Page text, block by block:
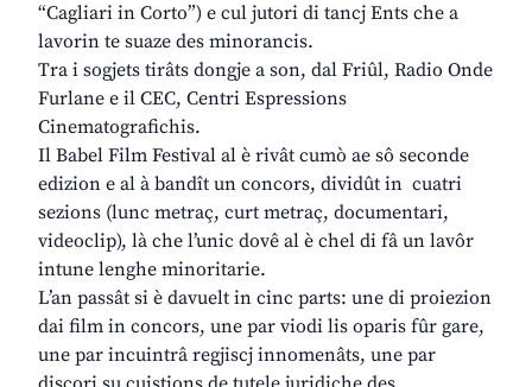
“Cagliari in Corto”) e cul jutori di tancj Ents che a
lavorin te suaze des minorancis.
Tra i sogjets tirâts dongje a son, dal Friûl, Radio Onde
Furlane e il CEC, Centri Espressions
Cinematografichis.
Il Babel Film Festival al è rivât cumò ae sô seconde
edizion e al à bandît un concors, dividût in cuatri
sezions (lunc metraç, curt metraç, documentari,
videoclip), là che l’unic dovê al è chel di fâ un lavôr
intune lenghe minoritarie.
L’an passât si è davuelt in cinc parts: une di proiezion
dai film in concors, une par viodi lis oparis fûr gare,
une par incuintrâ regjiscj innomenâts, une par